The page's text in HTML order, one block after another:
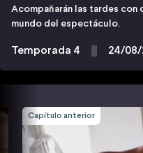
Acompañarán las tardes
mundo del espectáculo.
Temporada 4 24/08/
Capítulo anterior